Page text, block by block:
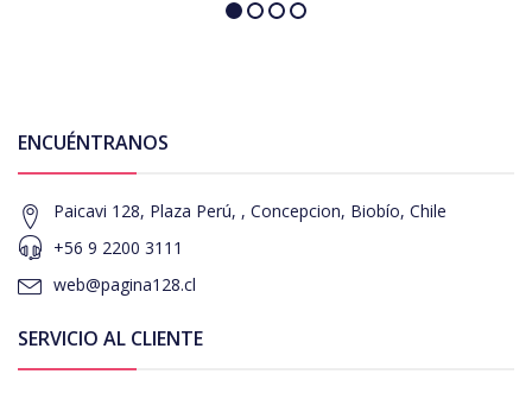
ENCUÉNTRANOS
Paicavi 128, Plaza Perú, , Concepcion, Biobío, Chile
+56 9 2200 3111
web@pagina128.cl
SERVICIO AL CLIENTE